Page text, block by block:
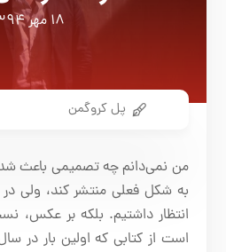
۱۸ مهر ۱۳۹۴
پل کروگمن
من نمی‌دانم چه تصمیمی باعث
به شکل فعلی منتشر کند، ولی
انتظار داشتیم. بلکه بر عکس،